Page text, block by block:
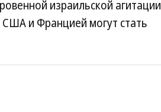
израильской агитации
и Францией могут стать